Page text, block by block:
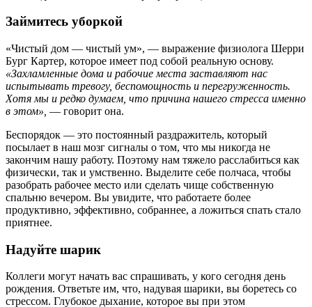
Займитесь уборкой
«Чистый дом — чистый ум», — выражение физиолога Шерри
Бург Картер, которое имеет под собой реальную основу.
«Захламленные дома и рабочие места заставляют нас
испытывать тревогу, беспомощность и перегруженность.
Хотя мы и редко думаем, что причина нашего стресса именно
в этом», — говорит она.
Беспорядок — это постоянный раздражитель, который
посылает в наш мозг сигналы о том, что мы никогда не
закончим нашу работу. Поэтому нам тяжело расслабиться как
физически, так и умственно. Выделите себе полчаса, чтобы
разобрать рабочее место или сделать чище собственную
спальню вечером. Вы увидите, что работаете более
продуктивно, эффективно, собраннее, а ложиться спать стало
приятнее.
Надуйте шарик
Коллеги могут начать вас спрашивать, у кого сегодня день
рождения. Ответьте им, что, надувая шарики, вы боретесь со
стрессом. Глубокое дыхание, которое вы при этом